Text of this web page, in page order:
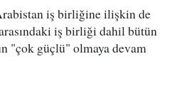
iş birliğine ilişkin de
iş birliği dahil bütün
"çok güçlü" olmaya devam